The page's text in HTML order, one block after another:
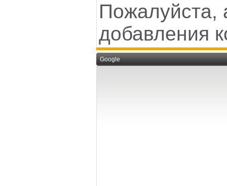
Пожалуйста,
добавления
Google